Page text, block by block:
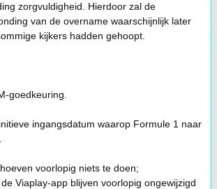
zorgvuldigheid. Hierdoor zal de
van de overname waarschijnlijk later
kijkers hadden gehoopt.
goedkeuring.
ingangsdatum waarop Formule 1 naar
voorlopig niets te doen;
Viaplay-app blijven voorlopig ongewijzigd